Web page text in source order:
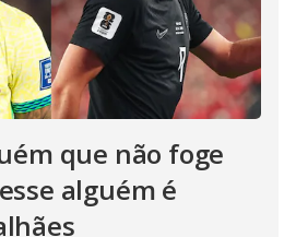
e
oque não foge
alguém é